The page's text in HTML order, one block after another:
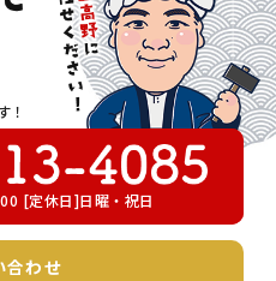
！
[定休日]日曜・祝日
合わせ